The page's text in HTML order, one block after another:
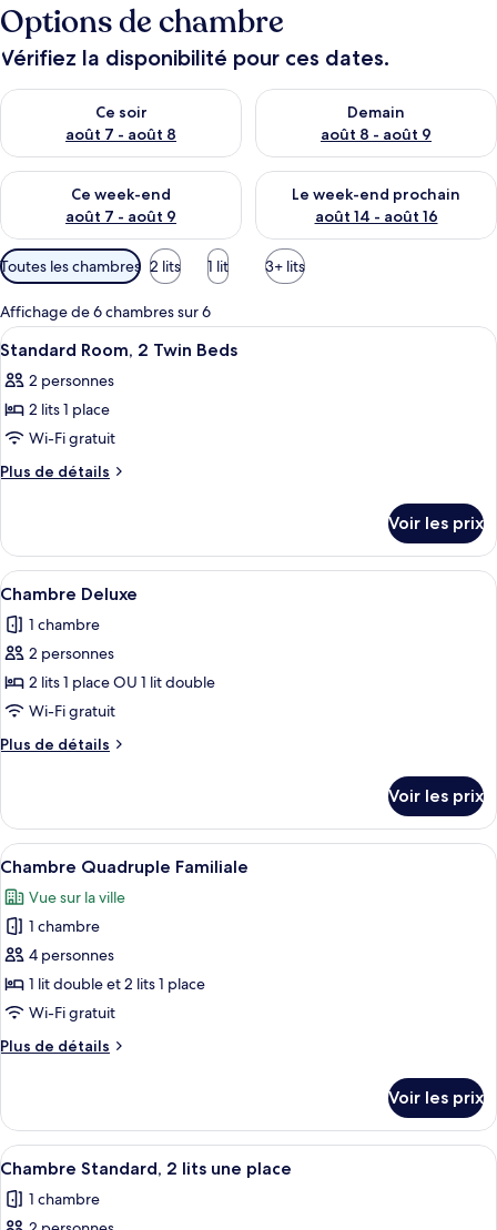
Options de chambre
Vérifiez la disponibilité pour ces dates.
Ce soir
août 7 - août 8
Vérifier la disponibilité pour ce soir août 7 - août 8
Demain
août 8 - août 9
Vérifier la disponibilité pour
Ce week-end
août 7 - août 9
Vérifier la disponibilité pour ce week-end août 7 - août 9
Le week-end prochain
août 14 - août 16
Vérifier la disponibilité pour
Filtres
disponibles
pour
les
chambres
Toutes les chambres 2 lits 1 lit 3+ lits
Affichage de 6 chambres sur 6
Afficher
toutes
les
photos
pour
ce
chambre :
Standard
Room,
2
Twin
Beds
Une chambre d’hôtel avec un lit,
5
Standard Room, 2 Twin Beds
2 personnes
2 lits 1 place
Wi-Fi gratuit
Plus de détails
Plus
le
type
de
Standard
Room,
Twin
Beds
Voir les prix
Afficher
toutes
les
photos
pour
ce
type
de
Chambre
Deluxe
Une chambre d’hôtel avec un lit,
9
Chambre Deluxe
1 chambre
2 personnes
2 lits 1 place OU 1 lit double
Wi-Fi gratuit
Plus de détails
Plus
le
type
de
Chambre
Deluxe
Voir les prix
Afficher
toutes
les
photos
pour
ce
type
chambre :
Familiale
Une chambre à coucher avec un
4
Chambre Quadruple Familiale
Vue sur la ville
1 chambre
4 personnes
1 lit double et 2 lits 1 place
Wi-Fi gratuit
Plus de détails
Plus
le
type
de
Chambre
Quadruple
Voir les prix
Afficher
toutes
les
Une salle de bain moderne équipée
5
Chambre Standard, 2 lits une place
1 chambre